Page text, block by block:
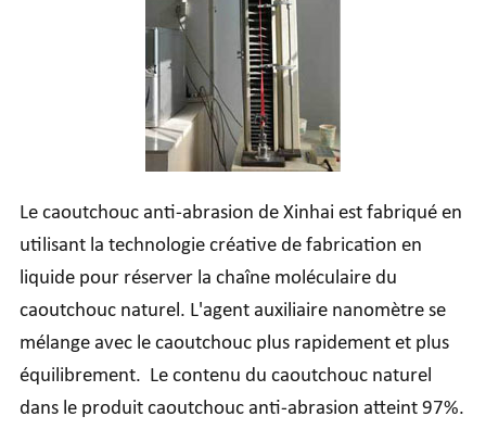
Le caoutchouc anti-abrasion de Xinhai est fabriqué en
utilisant la technologie créative de fabrication en
liquide pour réserver la chaîne moléculaire du
caoutchouc naturel. L'agent auxiliaire nanomètre se
mélange avec le caoutchouc plus rapidement et plus
équilibrement. Le contenu du caoutchouc naturel
dans le produit caoutchouc anti-abrasion atteint 97%.